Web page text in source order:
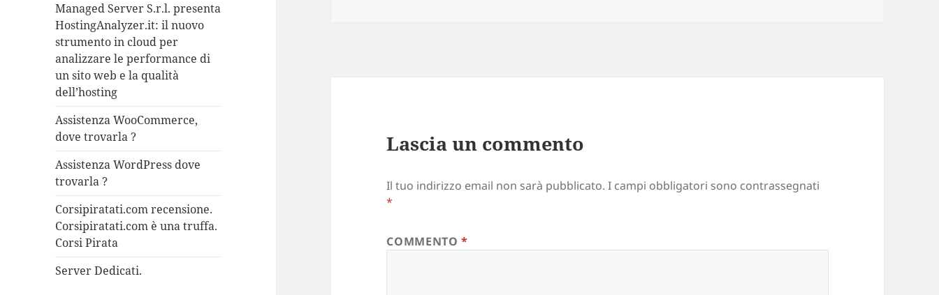
Managed Server S.r.l. presenta
HostingAnalyzer.it: il nuovo
strumento in cloud per
analizzare le performance di
un sito web e la qualità
dell’hosting
Assistenza WooCommerce,
dove trovarla ?
Assistenza WordPress dove
trovarla ?
Corsipiratati.com recensione.
Corsipiratati.com è una truffa.
Corsi Pirata
Server Dedicati.
Lascia un commento
Il tuo indirizzo email non sarà pubblicato. I campi obbligatori sono contrassegnati
*
COMMENTO*